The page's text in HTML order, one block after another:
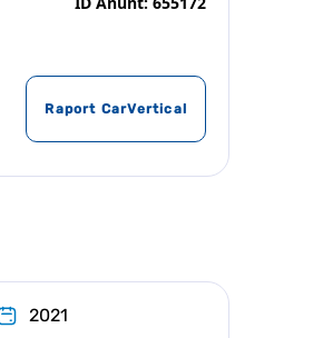
Raport CarVertical
2021